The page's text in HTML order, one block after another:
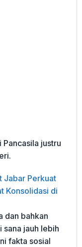
justru
Jabar Perkuat
Konsolidasi di
dan bahkan
sana jauh lebih
fakta sosial